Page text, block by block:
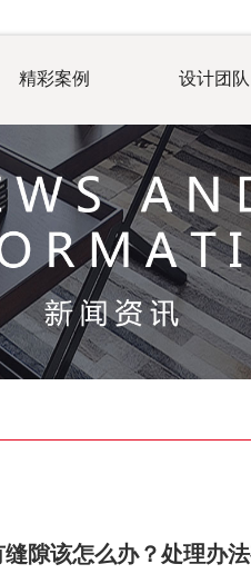
精彩案例 设计团队
隙该怎么办？处理办
一算